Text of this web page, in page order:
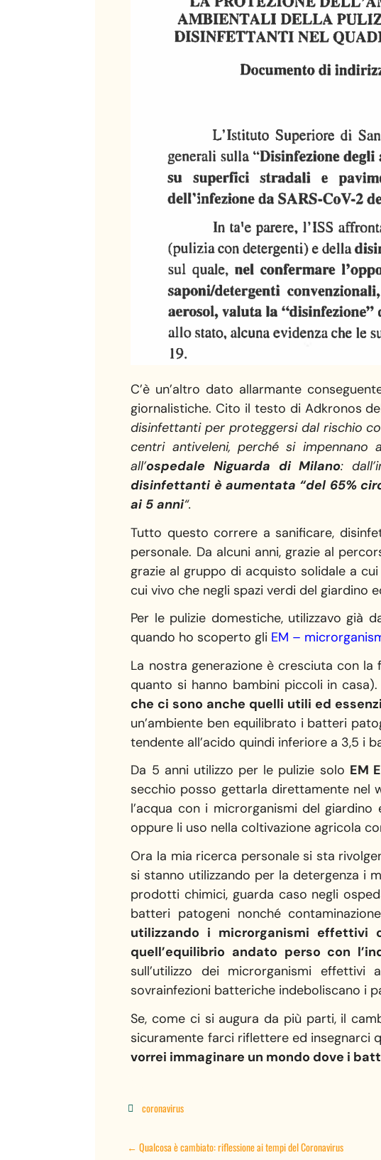
C’è un’altro dato allarmante
giornalistiche. Cito il testo di Adkronos
disinfettanti per proteggersi dal rischio
centri antiveleni, perché si
all’ospedale Niguarda di Milano:
disinfettanti è aumentata “del 65%
ai 5 anni“.
Tutto questo correre a sanificare,
personale. Da alcuni anni, grazie al
grazie al gruppo di acquisto solidale a
cui vivo che negli spazi verdi del giardino
Per le pulizie domestiche, utilizzavo già
quando ho scoperto gli EM –
La nostra generazione è cresciuta con
quanto si hanno bambini piccoli in casa).
che ci sono anche quelli utili ed
un’ambiente ben equilibrato i batteri
tendente all’acido quindi inferiore a 3,5 i
Da 5 anni utilizzo per le pulizie solo EM
secchio posso gettarla direttamente nel
l’acqua con i microrganismi del
oppure li uso nella coltivazione agricola
Ora la mia ricerca personale si sta
si stanno utilizzando per la detergenza i
prodotti chimici, guarda caso negli
batteri patogeni nonché
utilizzando i microrganismi effettivi
quell’equilibrio andato perso con
sull’utilizzo dei microrganismi
sovrainfezioni batteriche indeboliscano i
Se, come ci si augura da più parti, il
sicuramente farci riflettere ed insegnarci
vorrei immaginare un mondo dove i
 coronavirus
←Qualcosa è cambiato: riflessione ai tempi del Coronavirus